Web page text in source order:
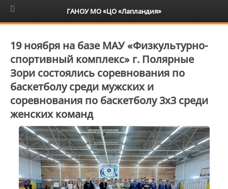
6+
19 ноября на базе МАУ «Физкультурно-
спортивный комплекс» г. Полярные
Зори состоялись соревнования по
баскетболу среди мужских и
соревнования по баскетболу 3х3 среди
женских команд
ГАНОУ МО «ЦО «Лапландия»